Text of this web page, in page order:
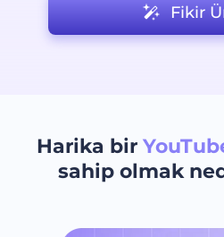
Fikir
Harika bir
sahip olmak